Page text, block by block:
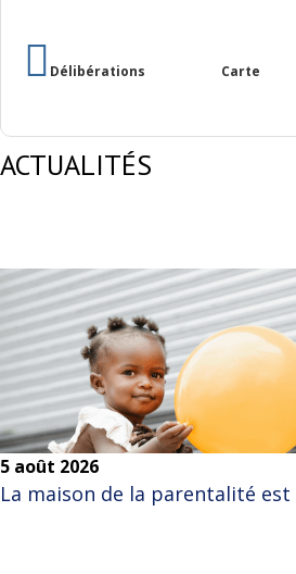
Délibérations Carte
ACTUALITÉS
5 août 2026
La maison de la parentalité